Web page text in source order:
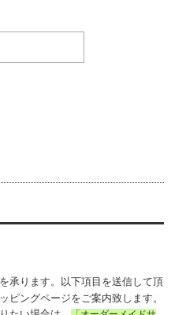
承ります。以下項目を送信して頂
ピングページをご案内致します。